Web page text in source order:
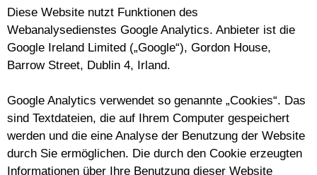
Diese Website nutzt Funktionen des
Webanalysedienstes Google Analytics. Anbieter ist die
Google Ireland Limited („Google“), Gordon House,
Barrow Street, Dublin 4, Irland.
Google Analytics verwendet so genannte „Cookies“. Das
sind Textdateien, die auf Ihrem Computer gespeichert
werden und die eine Analyse der Benutzung der Website
durch Sie ermöglichen. Die durch den Cookie erzeugten
Informationen über Ihre Benutzung dieser Website